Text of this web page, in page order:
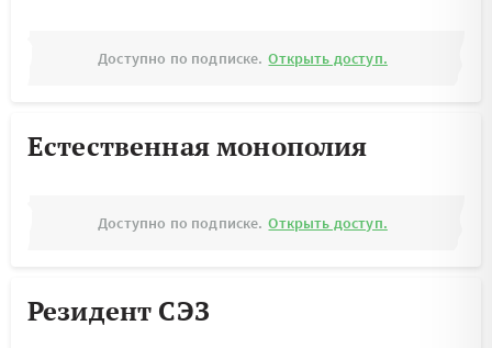
Доступно по подписке. Открыть доступ.
Естественная монополия
Доступно по подписке. Открыть доступ.
Резидент СЭЗ